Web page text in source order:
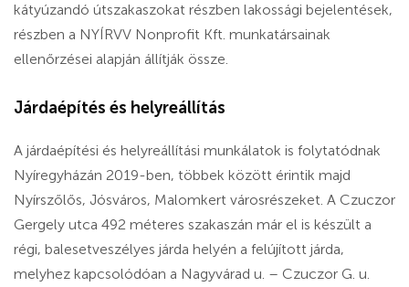
kátyúzandó útszakaszokat részben lakossági bejelentések,
részben a NYÍRVV Nonprofit Kft. munkatársainak
ellenőrzései alapján állítják össze.
Járdaépítés és helyreállítás
A járdaépítési és helyreállítási munkálatok is folytatódnak
Nyíregyházán 2019-ben, többek között érintik majd
Nyírszőlős, Jósváros, Malomkert városrészeket. A Czuczor
Gergely utca 492 méteres szakaszán már el is készült a
régi, balesetveszélyes járda helyén a felújított járda,
melyhez kapcsolódóan a Nagyvárad u. – Czuczor G. u.